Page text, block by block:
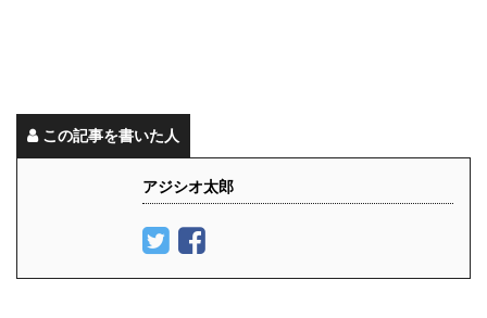
この記事を書いた人
アジシオ太郎